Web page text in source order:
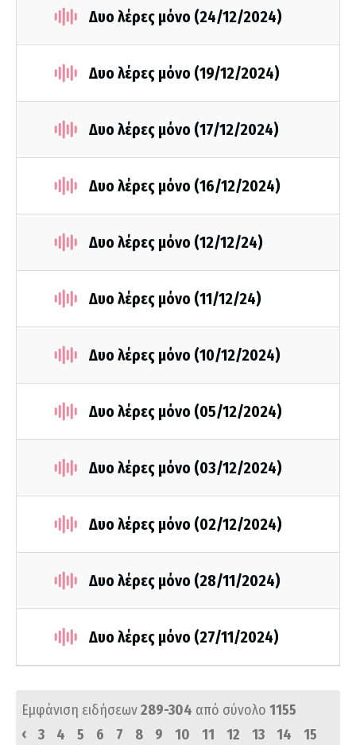
Δυο λέρες μόνο (24/12/2024)
Δυο λέρες μόνο (19/12/2024)
Δυο λέρες μόνο (17/12/2024)
Δυο λέρες μόνο (16/12/2024)
Δυο λέρες μόνο (12/12/24)
Δυο λέρες μόνο (11/12/24)
Δυο λέρες μόνο (10/12/2024)
Δυο λέρες μόνο (05/12/2024)
Δυο λέρες μόνο (03/12/2024)
Δυο λέρες μόνο (02/12/2024)
Δυο λέρες μόνο (28/11/2024)
Δυο λέρες μόνο (27/11/2024)
Εμφάνιση ειδήσεων289-304 από σύνολο 1155
‹
3 4 5 6 7 8 9 10 11 12 13 14
15